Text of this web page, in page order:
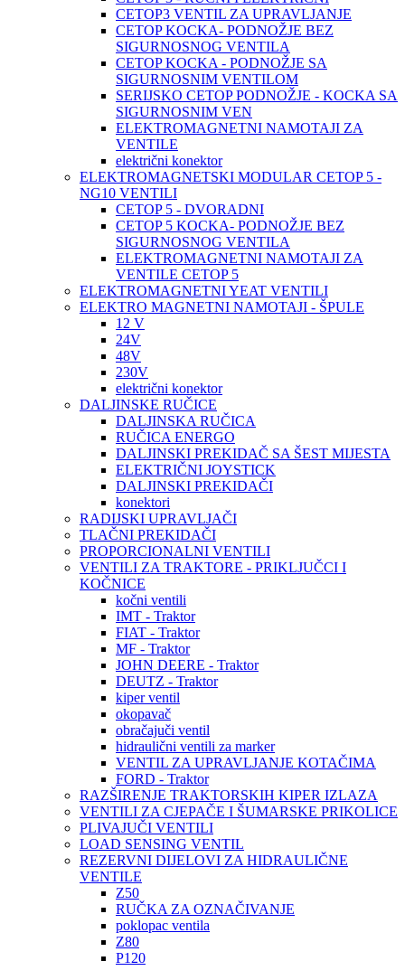
CETOP3 VENTIL ZA UPRAVLJANJE
CETOP KOCKA- PODNOŽJE BEZ
SIGURNOSNOG VENTILA
CETOP KOCKA - PODNOŽJE SA
SIGURNOSNIM VENTILOM
SERIJSKO CETOP PODNOŽJE - KOCKA SA
SIGURNOSNIM VEN
ELEKTROMAGNETNI NAMOTAJI ZA
VENTILE
električni konektor
ELEKTROMAGNETSKI MODULAR CETOP 5 -
NG10 VENTILI
CETOP 5 - DVORADNI
CETOP 5 KOCKA- PODNOŽJE BEZ
SIGURNOSNOG VENTILA
ELEKTROMAGNETNI NAMOTAJI ZA
VENTILE CETOP 5
ELEKTROMAGNETNI YEAT VENTILI
ELEKTRO MAGNETNI NAMOTAJI - ŠPULE
12 V
24V
48V
230V
električni konektor
DALJINSKE RUČICE
DALJINSKA RUČICA
RUČICA ENERGO
DALJINSKI PREKIDAČ SA ŠEST MIJESTA
ELEKTRIČNI JOYSTICK
DALJINSKI PREKIDAČI
konektori
RADIJSKI UPRAVLJAČI
TLAČNI PREKIDAČI
PROPORCIONALNI VENTILI
VENTILI ZA TRAKTORE - PRIKLJUČCI I
KOČNICE
kočni ventili
IMT - Traktor
FIAT - Traktor
MF - Traktor
JOHN DEERE - Traktor
DEUTZ - Traktor
kiper ventil
okopavač
obračajuči ventil
hidraulični ventili za marker
VENTIL ZA UPRAVLJANJE KOTAČIMA
FORD - Traktor
RAZŠIRENJE TRAKTORSKIH KIPER IZLAZA
VENTILI ZA CJEPAČE I ŠUMARSKE PRIKOLICE
PLIVAJUČI VENTILI
LOAD SENSING VENTIL
REZERVNI DIJELOVI ZA HIDRAULIČNE
VENTILE
Z50
RUČKA ZA OZNAČIVANJE
poklopac ventila
Z80
P120